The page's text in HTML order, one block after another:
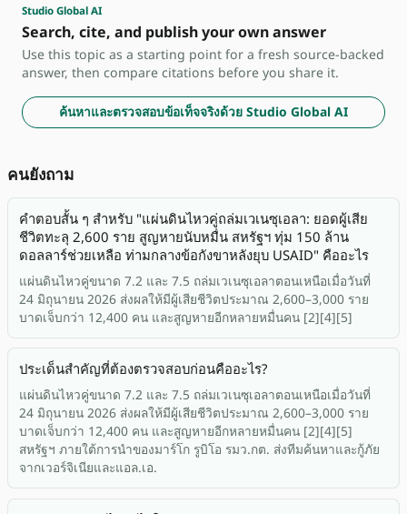
Studio Global AI
Search, cite, and publish your own answer
Use this topic as a starting point for a fresh source-backed
answer, then compare citations before you share it.
ค้นหาและตรวจสอบข้อเท็จจริงด้วย Studio Global AI
คนยังถาม
คำตอบสั้น ๆ สำหรับ "แผ่นดินไหวคู่ถล่มเวเนซุเอลา: ยอดผู้เสีย
ชีวิตทะลุ 2,600 ราย สูญหายนับหมื่น สหรัฐฯ ทุ่ม 150 ล้าน
ดอลลาร์ช่วยเหลือ ท่ามกลางข้อกังขาหลังยุบ USAID" คืออะไร
แผ่นดินไหวคู่ขนาด 7.2 และ 7.5 ถล่มเวเนซุเอลาตอนเหนือเมื่อวันที่
24 มิถุนายน 2026 ส่งผลให้มีผู้เสียชีวิตประมาณ 2,600–3,000 ราย
บาดเจ็บกว่า 12,400 คน และสูญหายอีกหลายหมื่นคน [2][4][5]
ประเด็นสำคัญที่ต้องตรวจสอบก่อนคืออะไร?
แผ่นดินไหวคู่ขนาด 7.2 และ 7.5 ถล่มเวเนซุเอลาตอนเหนือเมื่อวันที่
24 มิถุนายน 2026 ส่งผลให้มีผู้เสียชีวิตประมาณ 2,600–3,000 ราย
บาดเจ็บกว่า 12,400 คน และสูญหายอีกหลายหมื่นคน [2][4][5]
สหรัฐฯ ภายใต้การนำของมาร์โก รูบิโอ รมว.กต. ส่งทีมค้นหาและกู้ภัย
จากเวอร์จิเนียและแอล.เอ.